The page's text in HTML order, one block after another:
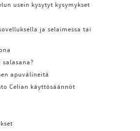
usein kysytyt kysymykset
ja selaimessa tai
apuvälineitä
Celian käyttösäännöt